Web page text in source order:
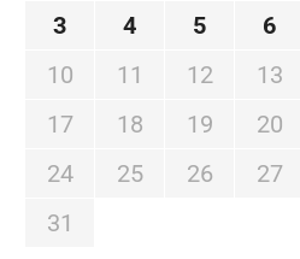
3
4 5 6
10
11 12 13
17
18 19 20
24
25 26 27
31